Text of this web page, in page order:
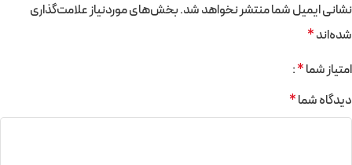
نشانی ایمیل شما منتشر نخواهد شد.بخش‌های موردنیاز علامت‌گذاری
شده‌اند*
امتیاز شما*
دیدگاه شما*